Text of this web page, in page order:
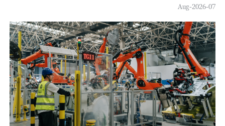
07-Aug-2026